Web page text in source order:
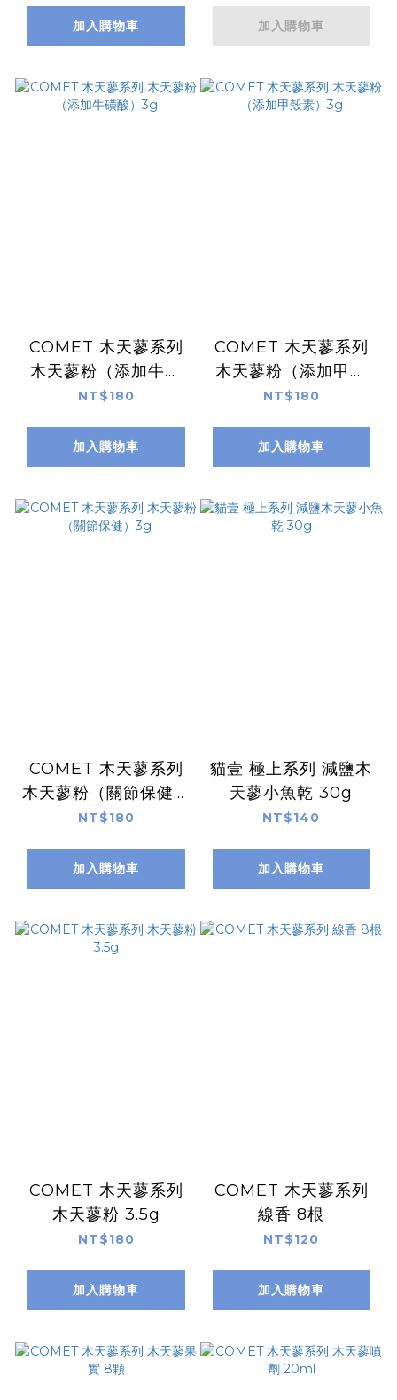
加入購物車 加入購物車
COMET 木天蓼系列
木天蓼粉（添加牛磺
酸）3g
NT$180
加入購物車
COMET 木天蓼系列
木天蓼粉（添加甲殼
素）3g
NT$180
加入購物車
COMET 木天蓼系列
木天蓼粉（關節保健）
3g
NT$180
加入購物車
貓壹 極上系列 減鹽木
天蓼小魚乾 30g
NT$140
加入購物車
COMET 木天蓼系列
木天蓼粉 3.5g
NT$180
加入購物車
COMET 木天蓼系列
線香 8根
NT$120
加入購物車